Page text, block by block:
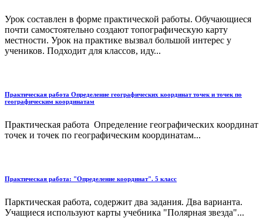
Урок составлен в форме практической работы. Обучающиеся
почти самостоятельно создают топографическую карту
местности. Урок на практике вызвал большой интерес у
учеников. Подходит для классов, иду...
Практическая работа Определение географических координат точек и точек по
географическим координатам
Практическая работа Определение географических координат
точек и точек по географическим координатам...
Практическая работа: "Определение координат". 5 класс
Парктическая работа, содержит два задания. Два варианта.
Учащиеся используют карты учебника "Полярная звезда"...